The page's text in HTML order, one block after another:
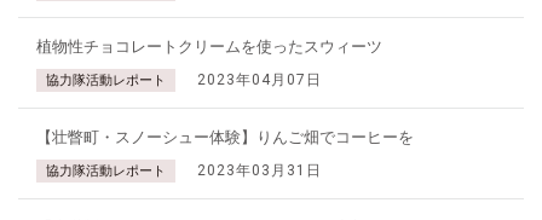
植物性チョコレートクリームを使ったスウィーツ
協力隊活動レポート 2023年04月07日
【壮瞥町・スノーシュー体験】りんご畑でコーヒーを
協力隊活動レポート 2023年03月31日